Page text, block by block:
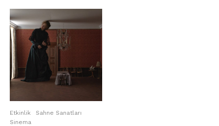
Etkinlik
Sahne Sanatları
Sinema